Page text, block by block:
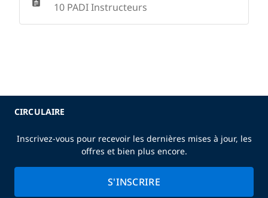
10 PADI Instructeurs
CIRCULAIRE
Inscrivez-vous pour recevoir les dernières mises à jour, les
offres et bien plus encore.
S'INSCRIRE